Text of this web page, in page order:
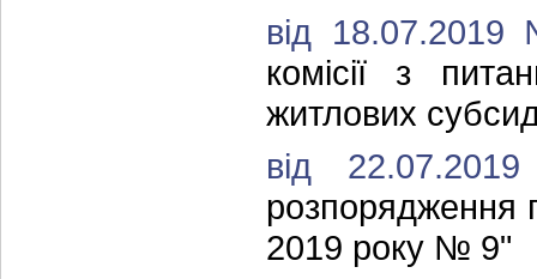
від
комісії з
житлових
від
розпорядження
2019 року № 9"